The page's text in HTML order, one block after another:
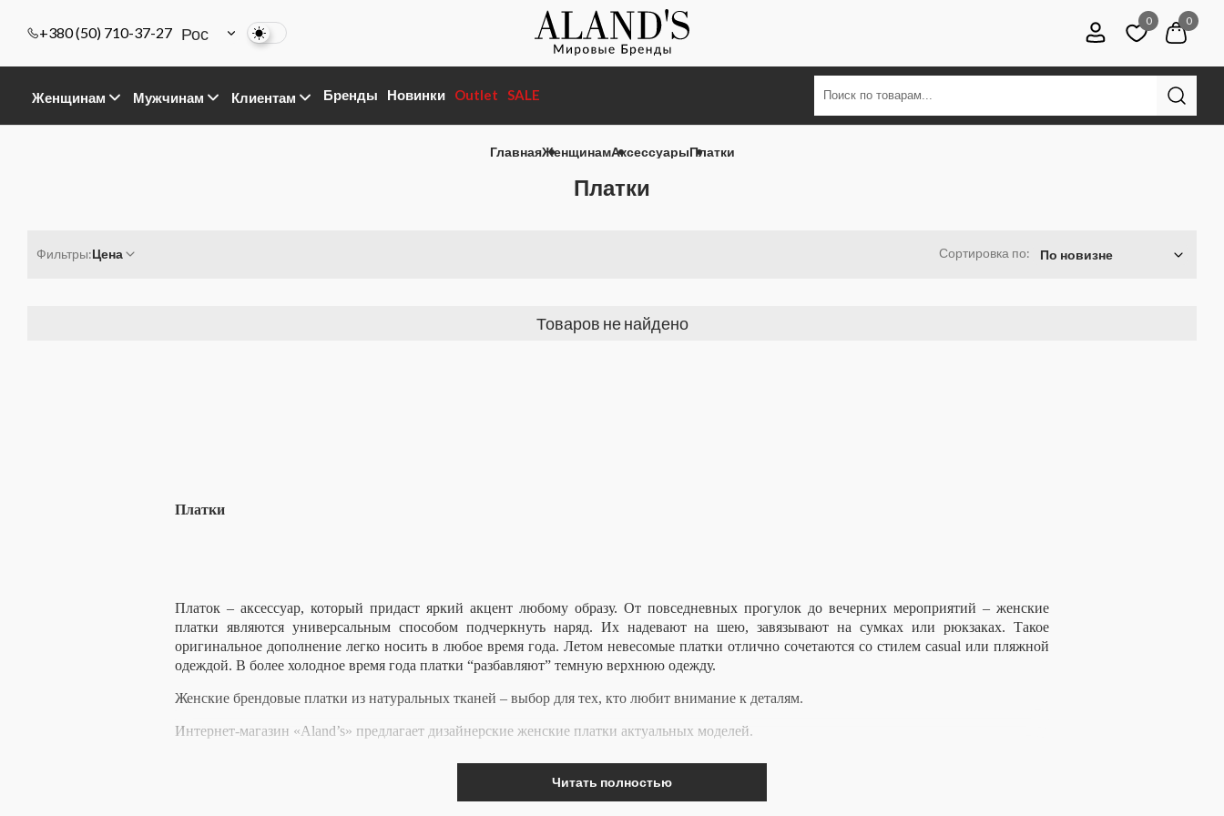
+380 (50) 710-37-27 Рос
0 0
Женщинам Мужчинам Клиентам Бренды Новинки Outlet SALE
ГлавнаяЖенщинамАксессуарыПлатки
Платки
Фильтры:Цена Сортировка по: По новизне
Товаров не найдено
Платки
Платок – аксессуар, который придаст яркий акцент любому образу. От повседневных прогулок до вечерних мероприятий – женские
платки являются универсальным способом подчеркнуть наряд. Их надевают на шею, завязывают на сумках или рюкзаках. Такое
оригинальное дополнение легко носить в любое время года. Летом невесомые платки отлично сочетаются со стилем casual или пляжной
одеждой. В более холодное время года платки “разбавляют” темную верхнюю одежду.
Женские брендовые платки из натуральных тканей – выбор для тех, кто любит внимание к деталям.
Интернет-магазин «Aland’s» предлагает дизайнерские женские платки актуальных моделей.
Читать полностью